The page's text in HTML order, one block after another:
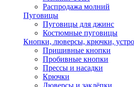
Распродажа молний
Пуговицы
Пуговицы для джинс
Костюмные пуговицы
Кнопки, люверсы, крючки,
Пришивные кнопки
Пробивные кнопки
Прессы и насадки
Крючки
Люверсы и заклёпки